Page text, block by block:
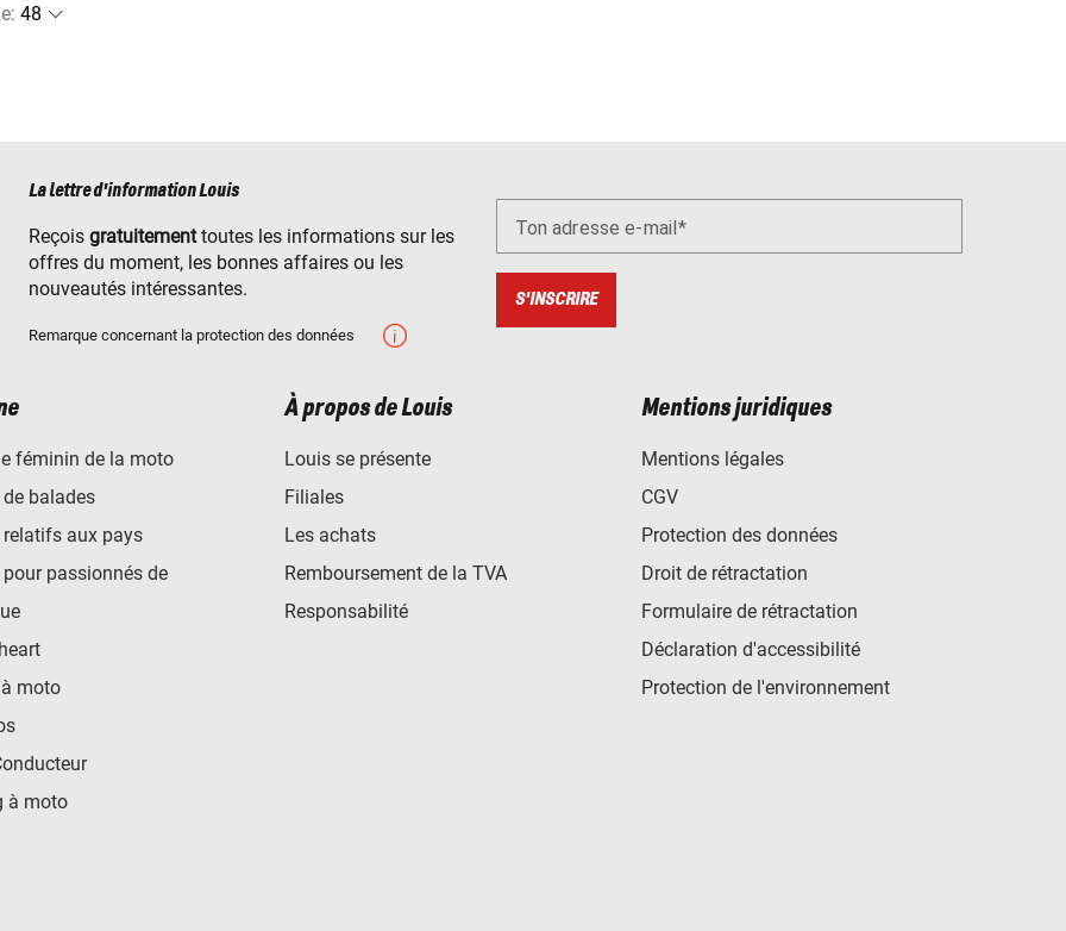
:
La lettre d'information Louis
Reçois gratuitementtoutes les informations sur les
offres du moment, les bonnes affaires ou les
nouveautés intéressantes.
Remarque concernant la protection des données
Ton adresse e-mail
S'INSCRIRE
féminin de la moto
balades
relatifs aux pays
passionnés de
moto
à moto
À propos de Louis
Louis se présente
Filiales
Les achats
Remboursement de la TVA
Responsabilité
Mentions juridiques
Mentions légales
CGV
Protection des données
Droit de rétractation
Formulaire de rétractation
Déclaration d'accessibilité
Protection de l'environnement